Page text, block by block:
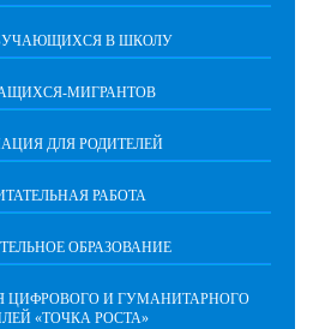
В ШКОЛУ
МИГРАНТОВ
ДЛЯ РОДИТЕЛЕЙ
РАБОТА
ОБРАЗОВАНИЕ
ЦИФРОВОГО И ГУМАНИТАРНОГО
«ТОЧКА РОСТА»